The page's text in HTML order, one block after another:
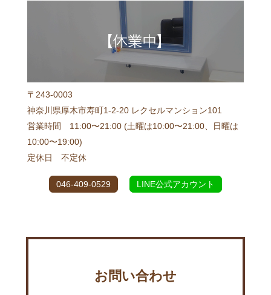
〒243-0003
神奈川県厚木市寿町1-2-20 レクセルマンション101
営業時間 11:00〜21:00 (土曜は10:00〜21:00、日曜は
10:00〜19:00)
定休日 不定休
046-409-0529 LINE公式アカウント
お問い合わせ